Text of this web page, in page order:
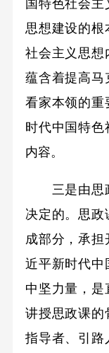
国特色社会
思想建设的根
社会主义思想
蕴含着提高马
看家本领的重
时代中国特
内容。
三是由思政
决定的。思政
成部分，承担
近平新时代中
中坚力量，是
讲授思政课的
指导者、引路